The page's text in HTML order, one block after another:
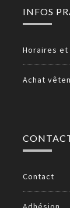
INFOS
Horaires
Achat
Contact